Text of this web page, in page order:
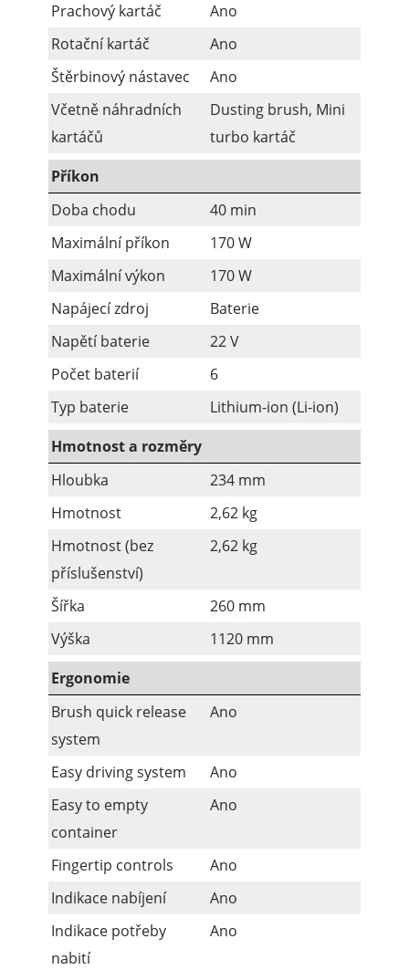
Prachový kartáč
Ano
Rotační kartáč
Ano
Štěrbinový nástavec
Ano
Včetně náhradních
kartáčů
Dusting brush, Mini
turbo kartáč
Příkon
Doba chodu
40 min
Maximální příkon
170 W
Maximální výkon
170 W
Napájecí zdroj
Baterie
Napětí baterie
22 V
Počet baterií
6
Typ baterie
Lithium-ion (Li-ion)
Hmotnost a rozměry
Hloubka
234 mm
Hmotnost
2,62 kg
Hmotnost (bez
příslušenství)
2,62 kg
Šířka
260 mm
Výška
1120 mm
Ergonomie
Brush quick release
system
Ano
Easy driving system
Ano
Easy to empty
container
Ano
Fingertip controls
Ano
Indikace nabíjení
Ano
Indikace potřeby
nabití
Ano